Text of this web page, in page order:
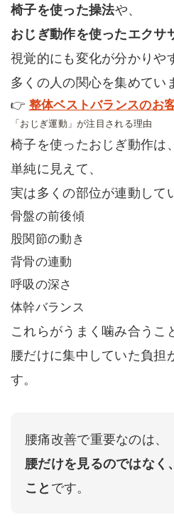
椅子を使った操法や、
おじぎ動作を使ったエクサ
視覚的にも変化が分かりや
多くの人の関心を集めてい
👉 整体ベストバランスのお
「おじぎ運動」が注目される理由
椅子を使ったおじぎ動作は、
単純に見えて、
実は多くの部位が連動して
骨盤の前後傾
股関節の動き
背骨の連動
呼吸の深さ
体幹バランス
これらがうまく噛み合うこ
腰だけに集中していた負担
す。
腰痛改善で重要なのは、
腰だけを見るのではなく
こと です。